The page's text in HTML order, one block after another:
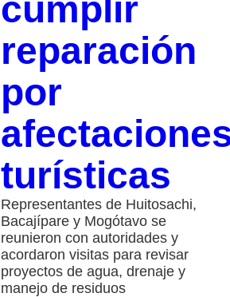
cumplir
reparación
por
turísticas
Representantes de Huitosachi,
Bacajípare y Mogótavo se
reunieron con autoridades y
acordaron visitas para revisar
proyectos de agua, drenaje y
manejo de residuos